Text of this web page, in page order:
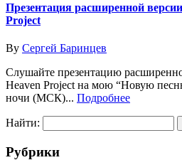
Презентация расширенной
Project
By Сергей Баринцев
Слушайте презентацию
Heaven Project на мою “Новую
ночи (МСК)... Подробнее
Найти:
Рубрики